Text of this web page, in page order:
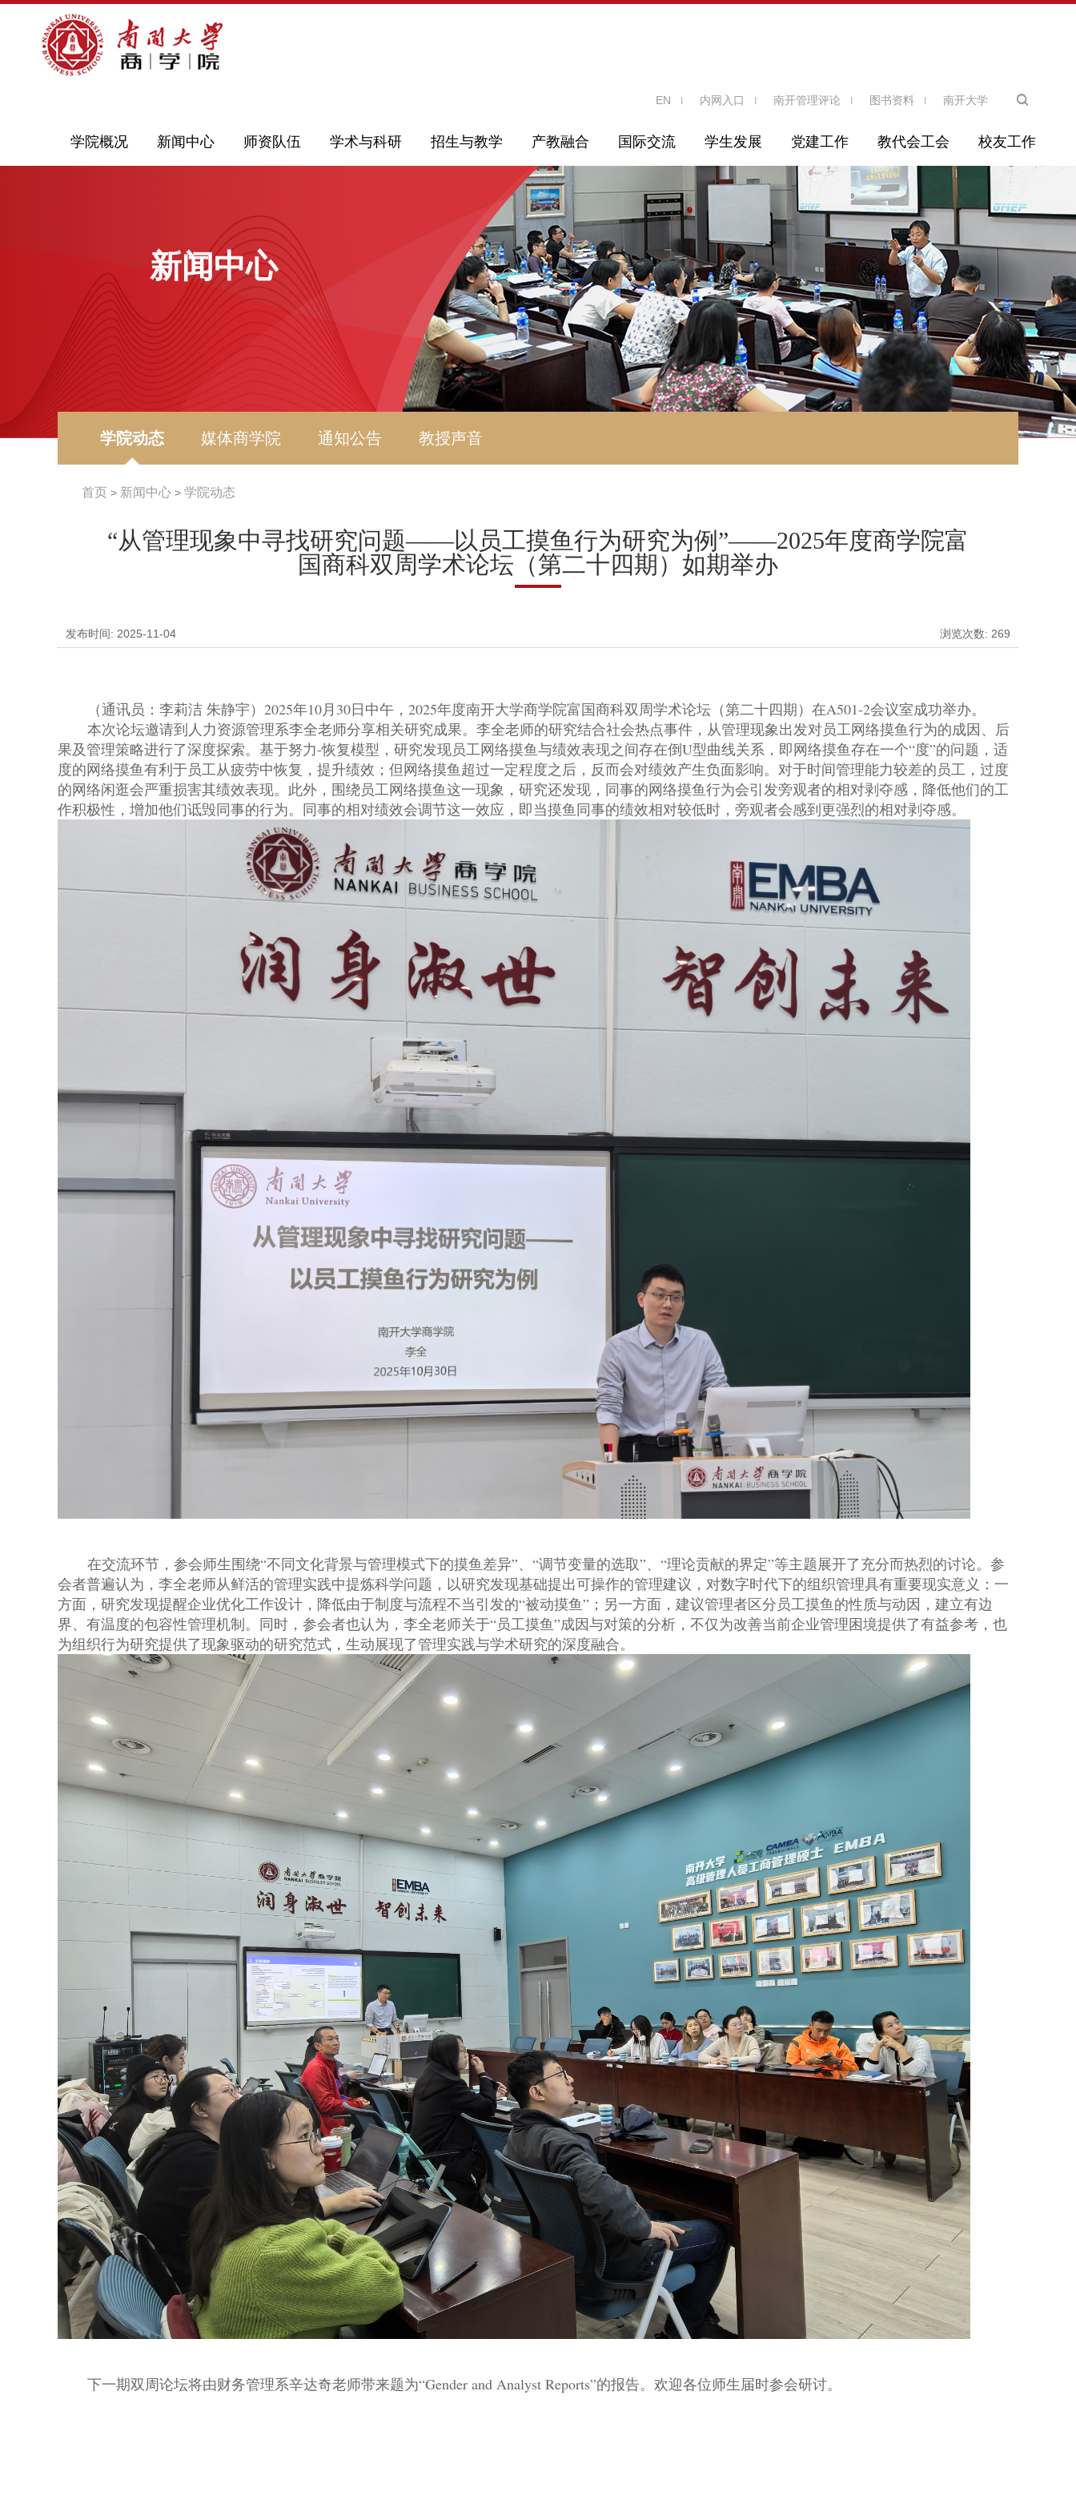
EN 内网入口 南开管理评论 图书资料 南开大学
学院概况 新闻中心 师资队伍 学术与科研 招生与教学 产教融合 国际交流 学生发展 党建工作 教代会工会 校友工作
新闻中心
学院动态 媒体商学院 通知公告 教授声音
首页 新闻中心 学院动态
“从管理现象中寻找研究问题——以员工摸鱼行为研究为例”——2025年度商学院富
国商科双周学术论坛（第二十四期）如期举办
发布时间: 2025-11-04 浏览次数: 269
（通讯员：李莉洁 朱静宇）2025年10月 30日中午，2025年度南开大学商学院富国商科双周学术论坛（第二十四期）在A501-2会议室成功举办。
本次论坛邀请到人力资源管理系李全老师分享相关研究成果。李全老师的研究结合社会热点事件，从管理现象出发对员工网络摸鱼行为的成因、后
果及管理策略进行了深度探索。基于努力-恢复模型，研究发现员工网络摸鱼与绩效表现之间存在倒U型曲线关系，即网络摸鱼存在一个“度”的问题，适
度的网络摸鱼有利于员工从疲劳中恢复，提升绩效；但网络摸鱼超过一定程度之后，反而会对绩效产生负面影响。对于时间管理能力较差的员工，过度
的网络闲逛会严重损害其绩效表现。此外，围绕员工网络摸鱼这一现象，研究还发现，同事的网络摸鱼行为会引发旁观者的相对剥夺感，降低他们的工
作积极性，增加他们诋毁同事的行为。同事的相对绩效会调节这一效应，即当摸鱼同事的绩效相对较低时，旁观者会感到更强烈的相对剥夺感。
在交流环节，参会师生围绕“不同文化背景与管理模式下的摸鱼差异”、“调节变量的选取”、“理论贡献的界定”等主题展开了充分而热烈的讨论。参
会者普遍认为，李全老师从鲜活的管理实践中提炼科学问题，以研究发现基础提出可操作的管理建议，对数字时代下的组织管理具有重要现实意义：一
方面，研究发现提醒企业优化工作设计，降低由于制度与流程不当引发的“被动摸鱼”；另一方面，建议管理者区分员工摸鱼的性质与动因，建立有边
界、有温度的包容性管理机制。同时，参会者也认为，李全老师关于“员工摸鱼”成因与对策的分析，不仅为改善当前企业管理困境提供了有益参考，也
为组织行为研究提供了现象驱动的研究范式，生动展现了管理实践与学术研究的深度融合。
下一期双周论坛将由财务管理系辛达奇老师带来题为“Gender and Analyst Reports”的报告。欢迎各位师生届时参会研讨。